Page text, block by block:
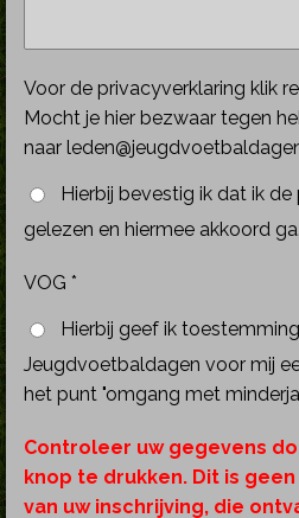
Voor de privacyverklaring klik
Mocht je hier bezwaar tegen
naar
Hierbij bevestig ik dat ik
gelezen en hiermee akkoord ga.
VOG *
Hierbij geef ik
Jeugdvoetbaldagen voor mij
het punt "omgang met
Controleer uw gegevens
knop te drukken. Dit is
van uw inschrijving, die